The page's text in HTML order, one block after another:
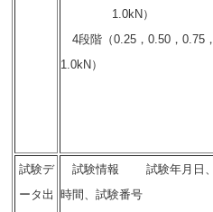
1.0kN）
4段階（0.25，0.50，0.75，
1.0kN）
試験デ
ータ出
試験情報 試験年月日、
時間、試験番号